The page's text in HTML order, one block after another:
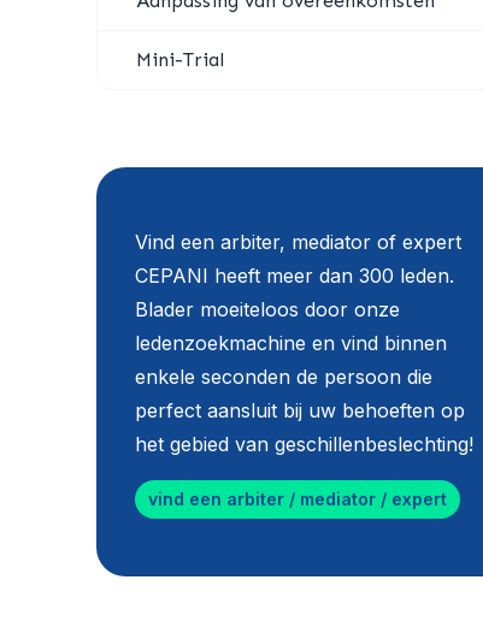
Mini-Trial
Vind een arbiter, mediator of expert
CEPANI heeft meer dan 300 leden.
Blader moeiteloos door onze
ledenzoekmachine en vind binnen
enkele seconden de persoon die
perfect aansluit bij uw behoeften op
het gebied van geschillenbeslechting!
vind een arbiter / mediator / expert